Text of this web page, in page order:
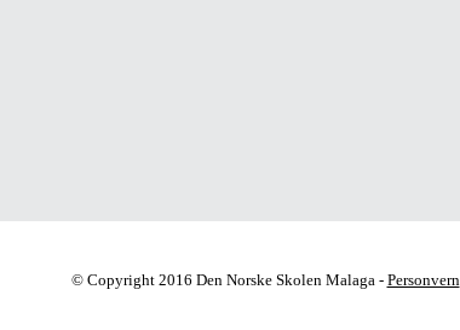
© Copyright 2016 Den Norske Skolen Malaga - Personvern